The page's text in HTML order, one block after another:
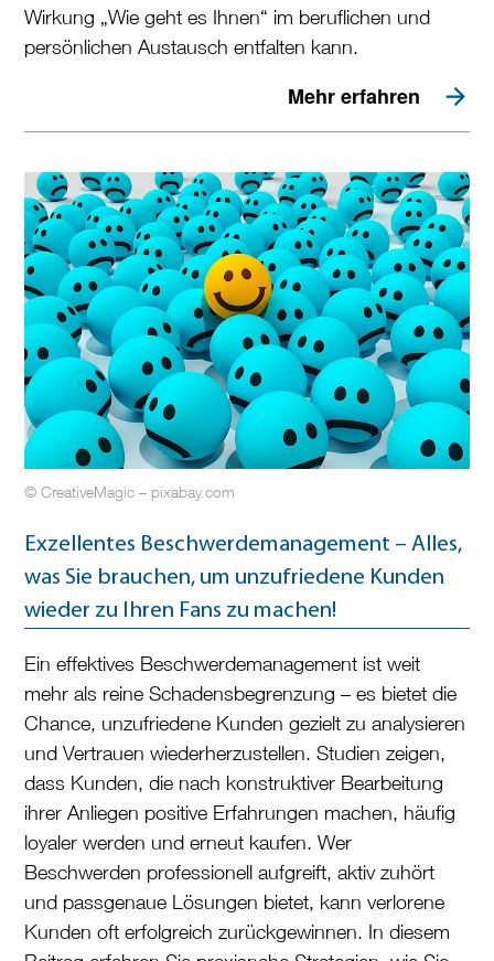
Wirkung „Wie geht es Ihnen“ im beruflichen und
persönlichen Austausch entfalten kann.
Mehr erfahren
© CreativeMagic – pixabay.com
Exzellentes Beschwerdemanagement – Alles,
was Sie brauchen, um unzufriedene Kunden
wieder zu Ihren Fans zu machen!
Ein effektives Beschwerdemanagement ist weit
mehr als reine Schadensbegrenzung – es bietet die
Chance, unzufriedene Kunden gezielt zu analysieren
und Vertrauen wiederherzustellen. Studien zeigen,
dass Kunden, die nach konstruktiver Bearbeitung
ihrer Anliegen positive Erfahrungen machen, häufig
loyaler werden und erneut kaufen. Wer
Beschwerden professionell aufgreift, aktiv zuhört
und passgenaue Lösungen bietet, kann verlorene
Kunden oft erfolgreich zurückgewinnen. In diesem